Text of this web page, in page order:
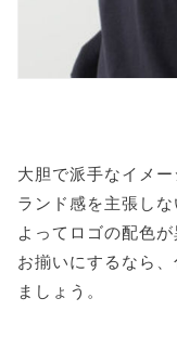
大胆で派手なイメ
ランド感を主張し
よってロゴの配色
お揃いにするなら
ましょう。